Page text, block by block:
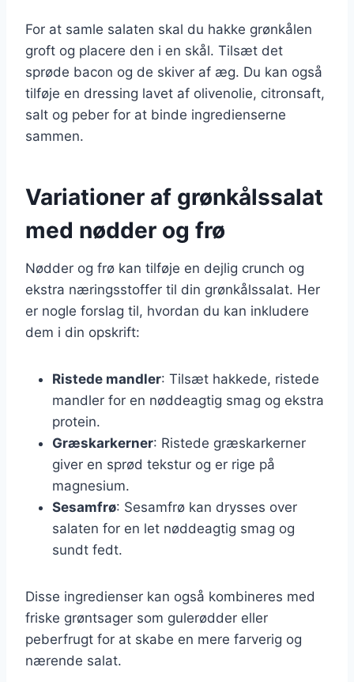
For at samle salaten skal du hakke grønkålen
groft og placere den i en skål. Tilsæt det
sprøde bacon og de skiver af æg. Du kan også
tilføje en dressing lavet af olivenolie, citronsaft,
salt og peber for at binde ingredienserne
sammen.
Variationer af grønkålssalat
med nødder og frø
Nødder og frø kan tilføje en dejlig crunch og
ekstra næringsstoffer til din grønkålssalat. Her
er nogle forslag til, hvordan du kan inkludere
dem i din opskrift:
Ristede mandler: Tilsæt hakkede, ristede
mandler for en nøddeagtig smag og ekstra
protein.
Græskarkerner: Ristede græskarkerner
giver en sprød tekstur og er rige på
magnesium.
Sesamfrø: Sesamfrø kan drysses over
salaten for en let nøddeagtig smag og
sundt fedt.
Disse ingredienser kan også kombineres med
friske grøntsager som gulerødder eller
peberfrugt for at skabe en mere farverig og
nærende salat.